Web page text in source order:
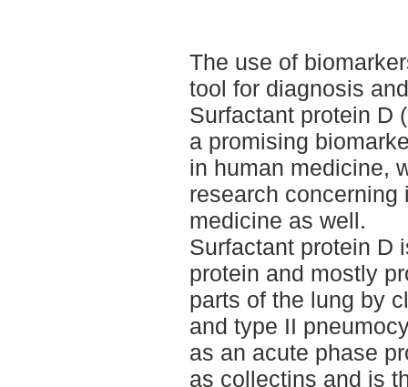
The use of
tool for diagnosis
Surfactant protein D
a promising
in human medicine,
research
medicine as well.
Surfactant protein D
protein and mostly
parts of the lung by
and type II
as an acute phase
as collectins and is